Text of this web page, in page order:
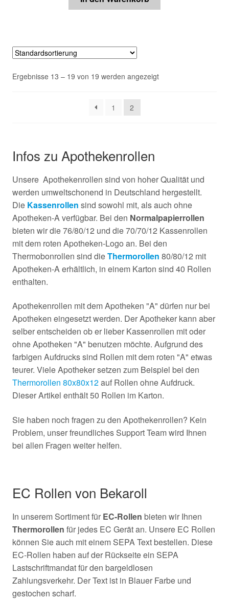
Ergebnisse 13 – 19 von 19 werden angezeigt
1 2
Infos zu Apothekenrollen
Unsere Apothekenrollen sind von hoher Qualität und
werden umweltschonend in Deutschland hergestellt.
Die Kassenrollen sind sowohl mit, als auch ohne
Apotheken-A verfügbar. Bei den Normalpapierrollen
bieten wir die 76/80/12 und die 70/70/12 Kassenrollen
mit dem roten Apotheken-Logo an. Bei den
Thermobonrollen sind dieThermorollen 80/80/12 mit
Apotheken-A erhältlich, in einem Karton sind 40 Rollen
enthalten.
Apothekenrollen mit dem Apotheken "A" dürfen nur bei
Apotheken eingesetzt werden. Der Apotheker kann aber
selber entscheiden ob er lieber Kassenrollen mit oder
ohne Apotheken "A" benutzen möchte. Aufgrund des
farbigen Aufdrucks sind Rollen mit dem roten "A" etwas
teurer. Viele Apotheker setzen zum Beispiel bei den
Thermorollen 80x80x12auf Rollen ohne Aufdruck.
Dieser Artikel enthält 50 Rollen im Karton.
Sie haben noch fragen zu den Apothekenrollen? Kein
Problem, unser freundliches Support Team wird Ihnen
bei allen Fragen weiter helfen.
EC Rollen von Bekaroll
In unserem Sortiment für EC-Rollen bieten wir Ihnen
Thermorollen für jedes EC Gerät an. Unsere EC Rollen
können Sie auch mit einem SEPA Text bestellen. Diese
EC-Rollen haben auf der Rückseite ein SEPA
Lastschriftmandat für den bargeldlosen
Zahlungsverkehr. Der Text ist in Blauer Farbe und
gestochen scharf.